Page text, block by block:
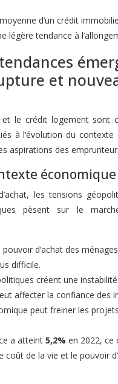
d’un crédit
légère tendance à
et
et le crédit logement sont
à l’évolution du contexte
aspirations des
les tensions
pèsent sur le
pouvoir d’achat des
difficile.
créent une instabilité
affecter la confiance des
peut freiner les
a atteint 5,2% en 2022, ce
coût de la vie et le pouvoir